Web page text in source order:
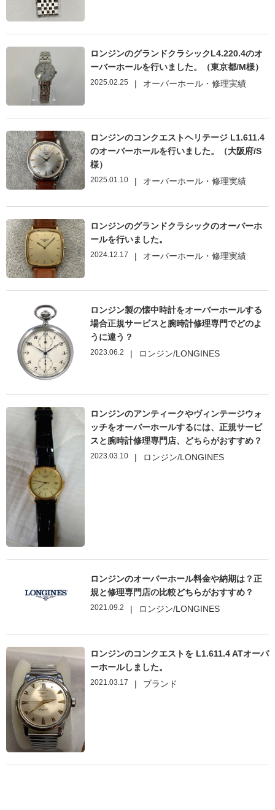
ロンジンのグランドクラシックL4.220.4のオ
ーバーホールを行いました。（東京都/M様）
2025.02.25 | オーバーホール・修理実績
ロンジンのコンクエストヘリテージ L1.611.4
のオーバーホールを行いました。（大阪府/S
様）
2025.01.10 | オーバーホール・修理実績
ロンジンのグランドクラシックのオーバーホ
ールを行いました。
2024.12.17 | オーバーホール・修理実績
ロンジン製の懐中時計をオーバーホールする
場合正規サービスと腕時計修理専門でどのよ
うに違う？
2023.06.2 | ロンジン/LONGINES
ロンジンのアンティークやヴィンテージウォ
ッチをオーバーホールするには、正規サービ
スと腕時計修理専門店、どちらがおすすめ？
2023.03.10 | ロンジン/LONGINES
ロンジンのオーバーホール料金や納期は？正
規と修理専門店の比較どちらがおすすめ？
2021.09.2 | ロンジン/LONGINES
ロンジンのコンクエストを L1.611.4 ATオーバ
ーホールしました。
2021.03.17 | ブランド